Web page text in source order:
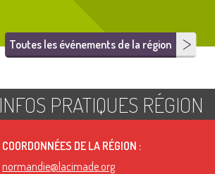
Toutes les événements de la région
INFOS PRATIQUES RÉGION
COORDONNÉES DE LA RÉGION :
normandie@lacimade.org